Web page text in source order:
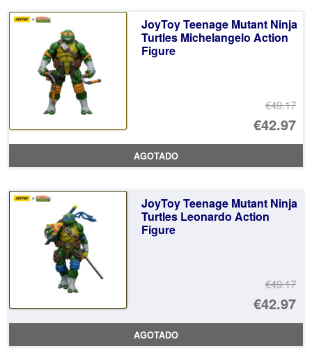
JoyToy Teenage Mutant Ninja
Turtles Michelangelo Action
Figure
€49.17
El
€42.97
El
AGOTADO
JoyToy Teenage Mutant Ninja
Turtles Leonardo Action
Figure
€49.17
El
€42.97
El
AGOTADO